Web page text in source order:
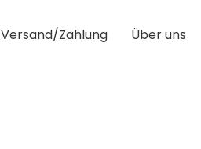
Versand/Zahlung Über uns